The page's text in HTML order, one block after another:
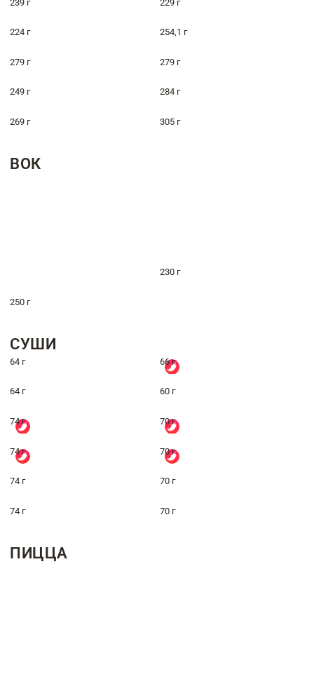
239 г 229 г
224 г 254,1 г
279 г 279 г
249 г 284 г
269 г 305 г
ВОК
230 г
250 г
СУШИ
64 г 66 г
64 г 60 г
74 г 70 г
74 г 70 г
74 г 70 г
74 г 70 г
ПИЦЦА